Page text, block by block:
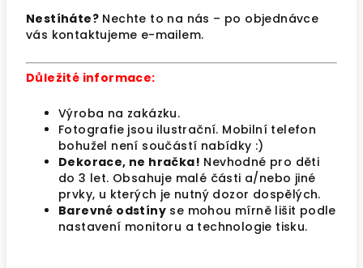
Nestíháte? Nechte to na nás – po objednávce
vás kontaktujeme e-mailem.
Důležité informace:
Výroba na zakázku.
Fotografie jsou ilustrační. Mobilní telefon
bohužel není součástí nabídky :)
Dekorace, ne hračka! Nevhodné pro děti
do 3 let. Obsahuje malé části a/nebo jiné
prvky, u kterých je nutný dozor dospělých.
Barevné odstíny se mohou mírně lišit podle
nastavení monitoru a technologie tisku.